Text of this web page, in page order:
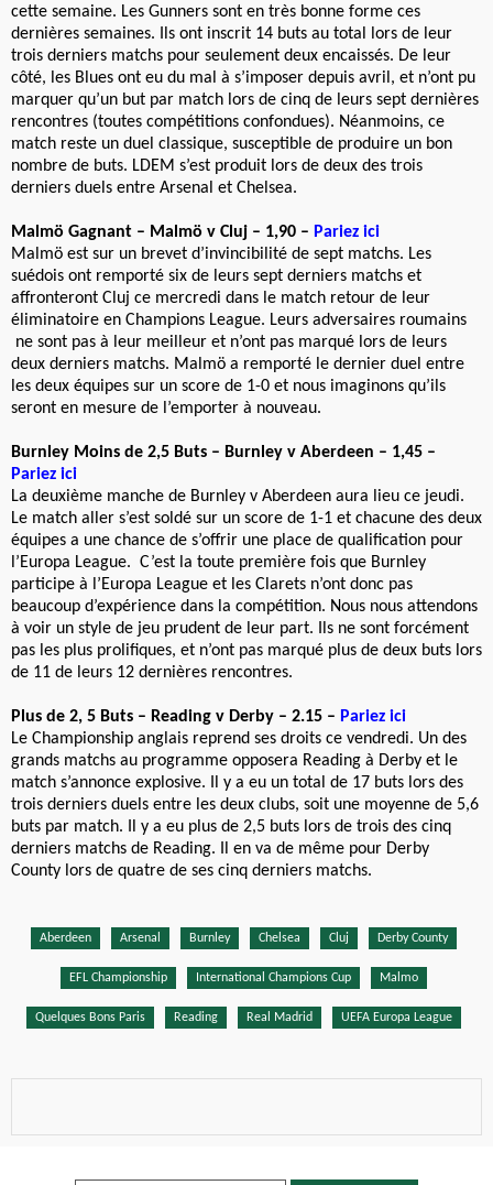
cette semaine. Les Gunners sont en très bonne forme ces
dernières semaines. Ils ont inscrit 14 buts au total lors de leur
trois derniers matchs pour seulement deux encaissés. De leur
côté, les Blues ont eu du mal à s’imposer depuis avril, et n’ont pu
marquer qu’un but par match lors de cinq de leurs sept dernières
rencontres (toutes compétitions confondues). Néanmoins, ce
match reste un duel classique, susceptible de produire un bon
nombre de buts. LDEM s’est produit lors de deux des trois
derniers duels entre Arsenal et Chelsea.
Malmö Gagnant – Malmö v Cluj – 1,90 – Pariez ici
Malmö est sur un brevet d’invincibilité de sept matchs. Les
suédois ont remporté six de leurs sept derniers matchs et
affronteront Cluj ce mercredi dans le match retour de leur
éliminatoire en Champions League. Leurs adversaires roumains
ne sont pas à leur meilleur et n’ont pas marqué lors de leurs
deux derniers matchs. Malmö a remporté le dernier duel entre
les deux équipes sur un score de 1-0 et nous imaginons qu’ils
seront en mesure de l’emporter à nouveau.
Burnley Moins de 2,5 Buts – Burnley v Aberdeen – 1,45 –
Pariez ici
La deuxième manche de Burnley v Aberdeen aura lieu ce jeudi.
Le match aller s’est soldé sur un score de 1-1 et chacune des deux
équipes a une chance de s’offrir une place de qualification pour
l’Europa League. C’est la toute première fois que Burnley
participe à l’Europa League et les Clarets n’ont donc pas
beaucoup d’expérience dans la compétition. Nous nous attendons
à voir un style de jeu prudent de leur part. Ils ne sont forcément
pas les plus prolifiques, et n’ont pas marqué plus de deux buts lors
de 11 de leurs 12 dernières rencontres.
Plus de 2, 5 Buts – Reading v Derby – 2.15 – Pariez ici
Le Championship anglais reprend ses droits ce vendredi. Un des
grands matchs au programme opposera Reading à Derby et le
match s’annonce explosive. Il y a eu un total de 17 buts lors des
trois derniers duels entre les deux clubs, soit une moyenne de 5,6
buts par match. Il y a eu plus de 2,5 buts lors de trois des cinq
derniers matchs de Reading. Il en va de même pour Derby
County lors de quatre de ses cinq derniers matchs.
Aberdeen Arsenal Burnley Chelsea Cluj Derby County
EFL Championship International Champions Cup Malmo
Quelques Bons Paris Reading Real Madrid UEFA Europa League